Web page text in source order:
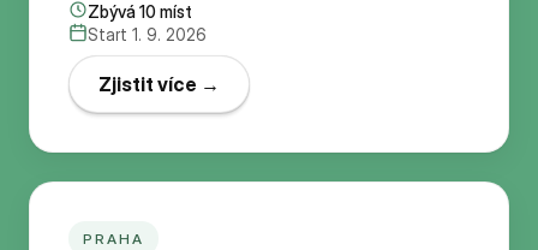
Zbývá10míst
Start 1. 9. 2026
Zjistit více →
PRAHA